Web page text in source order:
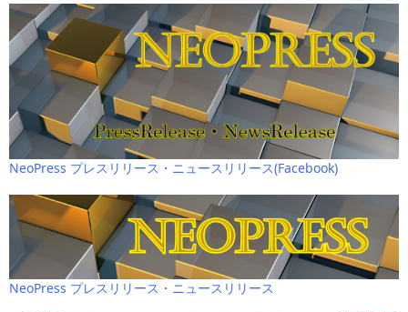
NeoPress プレスリリース・ニュースリリース(Facebook)
NeoPress プレスリリース・ニュースリリース